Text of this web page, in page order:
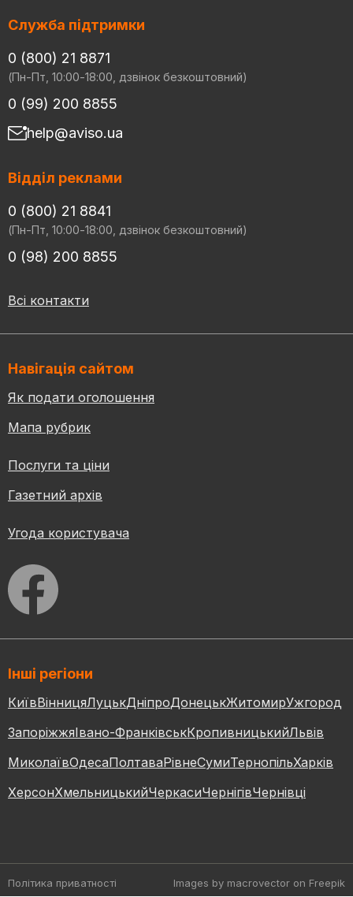
Служба підтримки
0 (800) 21 8871
(Пн-Пт, 10:00-18:00, дзвінок безкоштовний)
0 (99) 200 8855
help@aviso.ua
Відділ реклами
0 (800) 21 8841
(Пн-Пт, 10:00-18:00, дзвінок безкоштовний)
0 (98) 200 8855
Всі контакти
Навігація сайтом
Як подати оголошення
Мапа рубрик
Послуги та ціни
Газетний архів
Угода користувача
Інші регіони
КиївВінницяЛуцькДніпроДонецькЖитомирУжгород
ЗапоріжжяІвано-ФранківськКропивницькийЛьвів
МиколаївОдесаПолтаваРівнеСумиТернопільХарків
ХерсонХмельницькийЧеркасиЧернігівЧернівці
Політика приватності Images by macrovector on Freepik